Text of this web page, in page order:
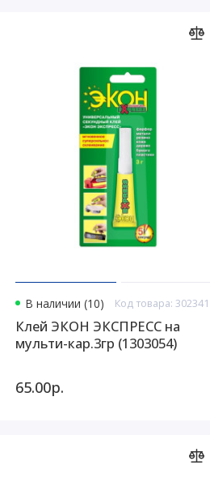
В наличии (10) Код товара: 302341
Клей ЭКОН ЭКСПРЕСС на
мульти-кар.3гр (1303054)
65.00р.